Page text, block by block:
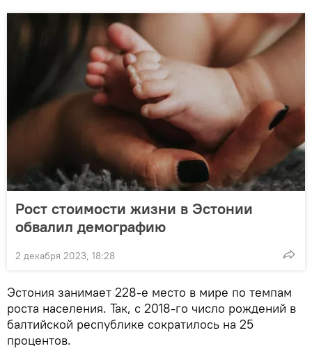
Рост стоимости жизни в Эстонии
обвалил демографию
2 декабря 2023, 18:28
Эстония занимает 228-е место в мире по темпам
роста населения. Так, с 2018-го число рождений в
балтийской республике сократилось на 25
процентов.